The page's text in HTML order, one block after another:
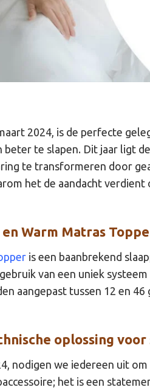
2024, is de perfecte
beter te slapen. Dit jaar ligt
te transformeren door
het de aandacht verdient
Warm Matras
is een baanbrekend
van een uniek
aangepast tussen 12 en
oplossing
nodigen we iedereen uit
het is een